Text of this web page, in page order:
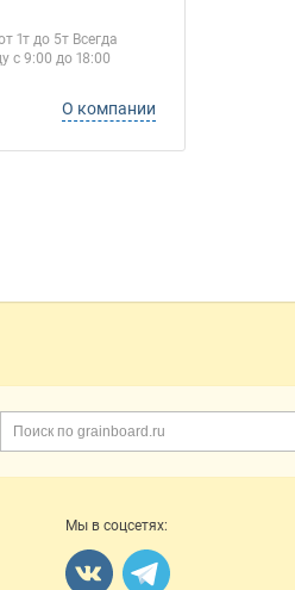
1т до 5т Всегда
с 9:00 до 18:00
О компании
Мы в соцсетях: